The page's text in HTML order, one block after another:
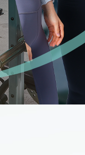
方針WEBサイトのご利用